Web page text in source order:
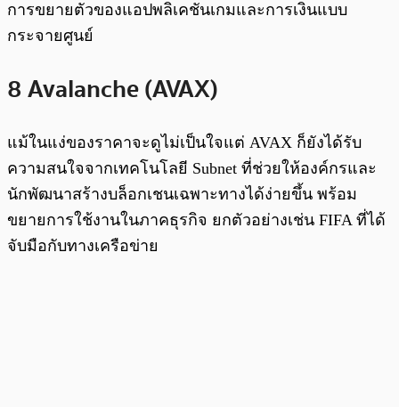
การขยายตัวของแอปพลิเคชันเกมและการเงินแบบ
กระจายศูนย์
8 Avalanche (AVAX)
แม้ในแง่ของราคาจะดูไม่เป็นใจแต่ AVAX ก็ยังได้รับ
ความสนใจจากเทคโนโลยี Subnet ที่ช่วยให้องค์กรและ
นักพัฒนาสร้างบล็อกเชนเฉพาะทางได้ง่ายขึ้น พร้อม
ขยายการใช้งานในภาคธุรกิจ ยกตัวอย่างเช่น FIFA ที่ได้
จับมือกับทางเครือข่าย